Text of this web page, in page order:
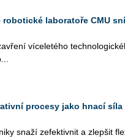
laboratoře CMU
ví­ce­le­té­ho
procesy jako hnací síla
snaží ze­fek­tiv­nit a zlep­šit